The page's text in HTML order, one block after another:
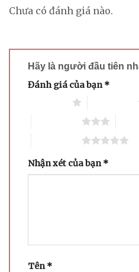
Chưa có đánh giá nào.
Hãy là người đầu tiên
Đánh giá của bạn*
Nhận xét của bạn*
Tên*